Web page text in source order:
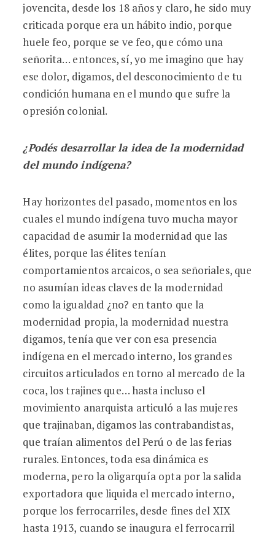
jovencita, desde los 18 años y claro, he sido muy
criticada porque era un hábito indio, porque
huele feo, porque se ve feo, que cómo una
señorita… entonces, sí, yo me imagino que hay
ese dolor, digamos, del desconocimiento de tu
condición humana en el mundo que sufre la
opresión colonial.
¿Podés desarrollar la idea de la modernidad
del mundo indígena?
Hay horizontes del pasado, momentos en los
cuales el mundo indígena tuvo mucha mayor
capacidad de asumir la modernidad que las
élites, porque las élites tenían
comportamientos arcaicos, o sea señoriales, que
no asumían ideas claves de la modernidad
como la igualdad ¿no? en tanto que la
modernidad propia, la modernidad nuestra
digamos, tenía que ver con esa presencia
indígena en el mercado interno, los grandes
circuitos articulados en torno al mercado de la
coca, los trajines que… hasta incluso el
movimiento anarquista articuló a las mujeres
que trajinaban, digamos las contrabandistas,
que traían alimentos del Perú o de las ferias
rurales. Entonces, toda esa dinámica es
moderna, pero la oligarquía opta por la salida
exportadora que liquida el mercado interno,
porque los ferrocarriles, desde fines del XIX
hasta 1913, cuando se inaugura el ferrocarril